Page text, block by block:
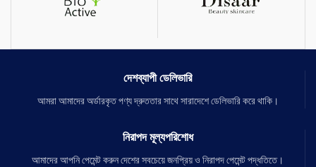
দেশব্যাপী ডেলিভারি
আমরা আমাদের অর্ডারকৃত পণ্য দ্রুততার সাথে সারাদেশে ডেলিভারি করে থাকি।
নিরাপদ মূল্যপরিশোধ
আমাদের আপনি পেমেন্ট করুন দেশের সবচেয়ে জনপ্রিয় ও নিরাপদ পেমেন্ট পদ্ধতিতে।